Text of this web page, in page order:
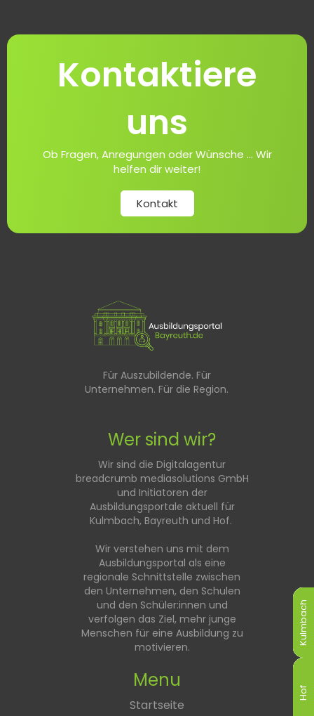
Kulmbach
Hof
Kulmbach
Hof
Kulmbach
Hof
Kulmbach
Hof
Kulmbach
Hof
Kulmbach
Hof
Kontaktiere
uns
Ob Fragen, Anregungen oder Wünsche ... Wir
helfen dir weiter!
Kontakt
Für Auszubildende. Für
Unternehmen. Für die Region.
Wer sind wir?
Wir sind die Digitalagentur
breadcrumb mediasolutions GmbH
und Initiatoren der
Ausbildungsportale aktuell für
Kulmbach, Bayreuth und Hof.
Wir verstehen uns mit dem
Ausbildungsportal als eine
regionale Schnittstelle zwischen
den Unternehmen, den Schulen
und den Schüler:innen und
verfolgen das Ziel, mehr junge
Menschen für eine Ausbildung zu
motivieren.
Menu
Startseite